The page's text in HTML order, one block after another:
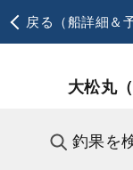
戻る（船詳細＆
大松丸
釣果を